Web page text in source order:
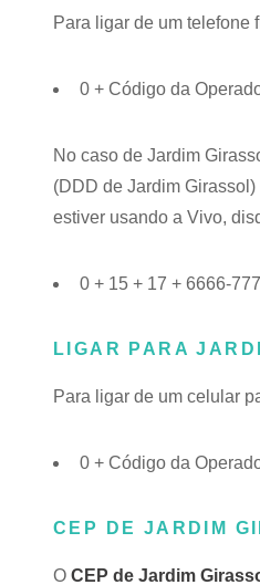
Para ligar de um telefone
0 + Código da
No caso de Jardim
(DDD de Jardim
estiver usando a Vivo,
0 + 15 + 17 + 6666-
LIGAR PARA
Para ligar de um celular
0 + Código da
CEP DE JARDIM
O CEP de Jardim